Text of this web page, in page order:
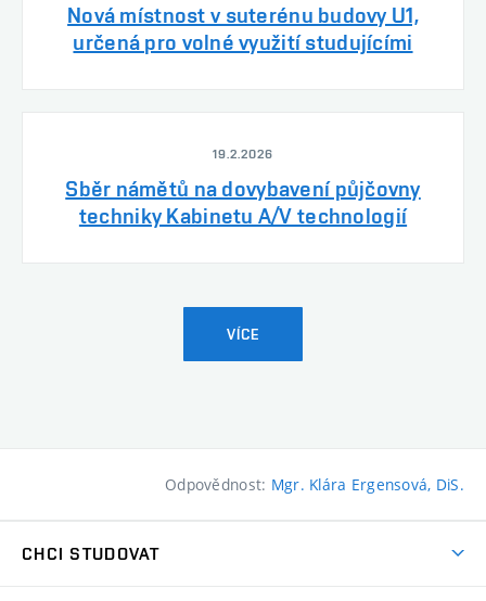
Nová místnost v suterénu budovy U1,
určená pro volné využití studujícími
19.2.2026
Sběr námětů na dovybavení půjčovny
techniky Kabinetu A/V technologií
VÍCE
Odpovědnost: Mgr. Klára Ergensová, DiS.
CHCI STUDOVAT